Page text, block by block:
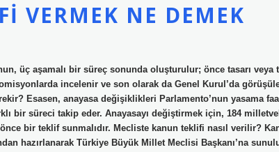
VERMEK NE DEMEK
üç aşamalı bir süreç sonunda oluşturulur; önce tasarı
incelenir ve son olarak da Genel Kurul’da
Esasen, anayasa değişiklikleri Parlamento’nun yasama
bir süreci takip eder. Anayasayı değiştirmek için, 184
bir teklif sunmalıdır. Mecliste kanun teklifi nasıl verilir?
hazırlanarak Türkiye Büyük Millet Meclisi Başkanı’na